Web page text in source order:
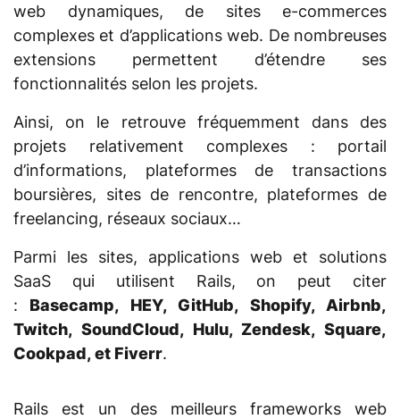
web dynamiques, de sites e-commerces
complexes et d’applications web. De nombreuses
extensions permettent d’étendre ses
fonctionnalités selon les projets.
Ainsi, on le retrouve fréquemment dans des
projets relativement complexes : portail
d’informations, plateformes de transactions
boursières, sites de rencontre, plateformes de
freelancing, réseaux sociaux…
Parmi les sites, applications web et solutions
SaaS qui utilisent Rails, on peut citer
: Basecamp, HEY, GitHub, Shopify, Airbnb,
Twitch, SoundCloud, Hulu, Zendesk, Square,
Cookpad, et Fiverr.
Rails est un des meilleurs frameworks web